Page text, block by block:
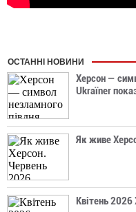
ОСТАННІ НОВИНИ
Херсон —
Ukraїner
Як живе
Квітень 2026